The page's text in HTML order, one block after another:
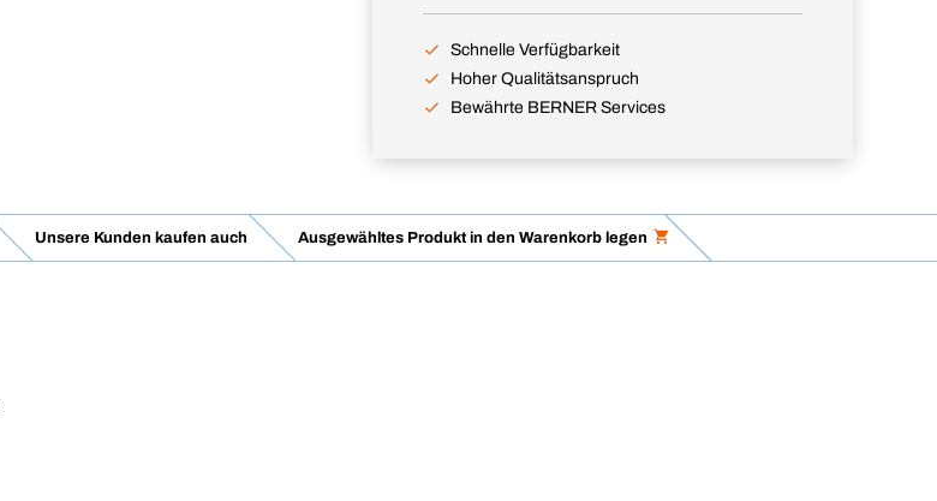
Schnelle Verfügbarkeit
Hoher Qualitätsanspruch
Bewährte BERNER Services
Unsere Kunden kaufen auch Ausgewähltes Produkt in den Warenkorb legen